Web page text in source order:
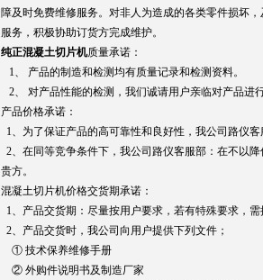
障及时免费维修服务。对非人为造成的各类零件损坏
服务，积极协助订货方完成维护。
纯正混凝土切片机质量承诺：
1、 产品的制造和检测均有质量记录和检测资料。
2、 对产品性能的检测，我们诚请用户亲临对产品进
产品价格承诺：
1、为了保证产品的高可靠性和良好性，我公司路仪客
2、在同等竞争条件下，我公司路仪客服部：在不以
贵方。
混凝土切片机价格交货期承诺：
1、产品交货期：尽量按用户要求，若有特殊要求，
2、 产品交货时，我公司向用户提供下列文件；
① 技术保养维修手册
② 外购件说明书及制造厂家